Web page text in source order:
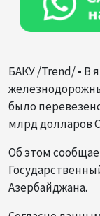
БАКУ /Trend/- В
было
млрд долларов
Об этом
Азербайджана.